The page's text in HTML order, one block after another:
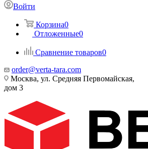
Войти
Корзина0
Отложенные0
Сравнение товаров0
order@verta-tara.com
Москва, ул. Средняя Первомайская,
дом 3